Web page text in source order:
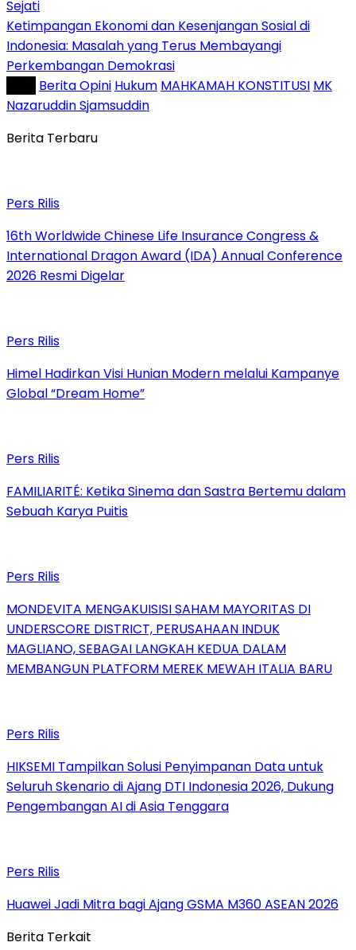
Sejati
Ketimpangan Ekonomi dan Kesenjangan Sosial di
Indonesia: Masalah yang Terus Membayangi
Perkembangan Demokrasi
Berita Opini Hukum MAHKAMAH KONSTITUSI MK
Nazaruddin Sjamsuddin
Berita Terbaru
Pers Rilis
16th Worldwide Chinese Life Insurance Congress &
International Dragon Award (IDA) Annual Conference
2026 Resmi Digelar
Pers Rilis
Himel Hadirkan Visi Hunian Modern melalui Kampanye
Global “Dream Home”
Pers Rilis
FAMILIARITÉ: Ketika Sinema dan Sastra Bertemu dalam
Sebuah Karya Puitis
Pers Rilis
MONDEVITA MENGAKUISISI SAHAM MAYORITAS DI
UNDERSCORE DISTRICT, PERUSAHAAN INDUK
MAGLIANO, SEBAGAI LANGKAH KEDUA DALAM
MEMBANGUN PLATFORM MEREK MEWAH ITALIA BARU
Pers Rilis
HIKSEMI Tampilkan Solusi Penyimpanan Data untuk
Seluruh Skenario di Ajang DTI Indonesia 2026, Dukung
Pengembangan AI di Asia Tenggara
Pers Rilis
Huawei Jadi Mitra bagi Ajang GSMA M360 ASEAN 2026
Berita Terkait